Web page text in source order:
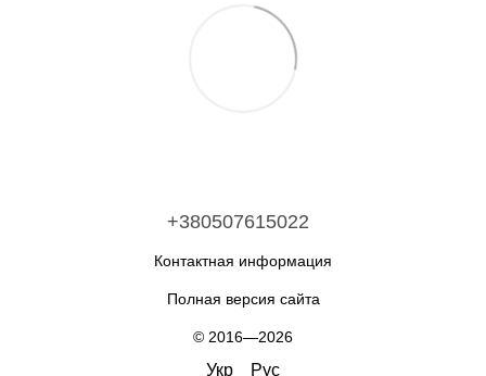
+380507615022
Контактная информация
Полная версия сайта
© 2016—2026
Укр Рус